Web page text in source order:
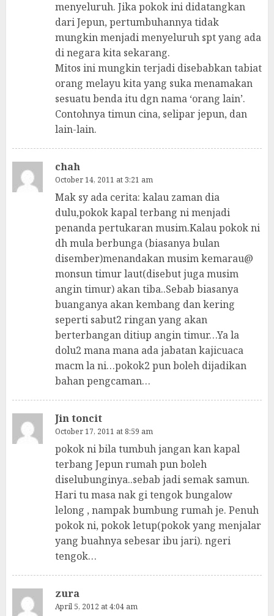
menyeluruh. Jika pokok ini didatangkan
dari Jepun, pertumbuhannya tidak
mungkin menjadi menyeluruh spt yang ada
di negara kita sekarang.
Mitos ini mungkin terjadi disebabkan tabiat
orang melayu kita yang suka menamakan
sesuatu benda itu dgn nama ‘orang lain’.
Contohnya timun cina, selipar jepun, dan
lain-lain.
chah
October 14, 2011 at 3:21 am
Mak sy ada cerita: kalau zaman dia
dulu,pokok kapal terbang ni menjadi
penanda pertukaran musim.Kalau pokok ni
dh mula berbunga (biasanya bulan
disember)menandakan musim kemarau@
monsun timur laut(disebut juga musim
angin timur) akan tiba..Sebab biasanya
buanganya akan kembang dan kering
seperti sabut2 ringan yang akan
berterbangan ditiup angin timur…Ya la
dolu2 mana mana ada jabatan kajicuaca
macm la ni…pokok2 pun boleh dijadikan
bahan pengcaman…
Jin toncit
October 17, 2011 at 8:59 am
pokok ni bila tumbuh jangan kan kapal
terbang Jepun rumah pun boleh
diselubunginya..sebab jadi semak samun.
Hari tu masa nak gi tengok bungalow
lelong , nampak bumbung rumah je. Penuh
pokok ni, pokok letup(pokok yang menjalar
yang buahnya sebesar ibu jari). ngeri
tengok…
zura
April 5, 2012 at 4:04 am